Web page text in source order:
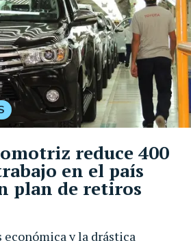
económica y la drástica
reduce 400
en el país
plan de retiros